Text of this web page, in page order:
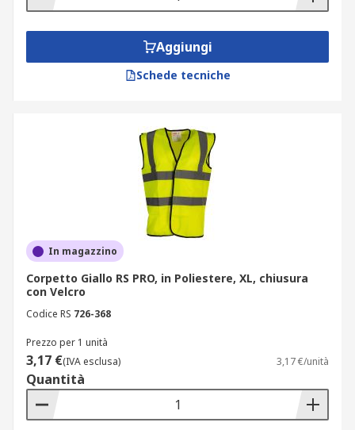
Aggiungi
Schede tecniche
In magazzino
Corpetto Giallo RS PRO, in Poliestere, XL, chiusura
con Velcro
Codice RS 726-368
Prezzo per 1 unità
3,17 €(IVA esclusa) 3,17 €/unità
Quantità